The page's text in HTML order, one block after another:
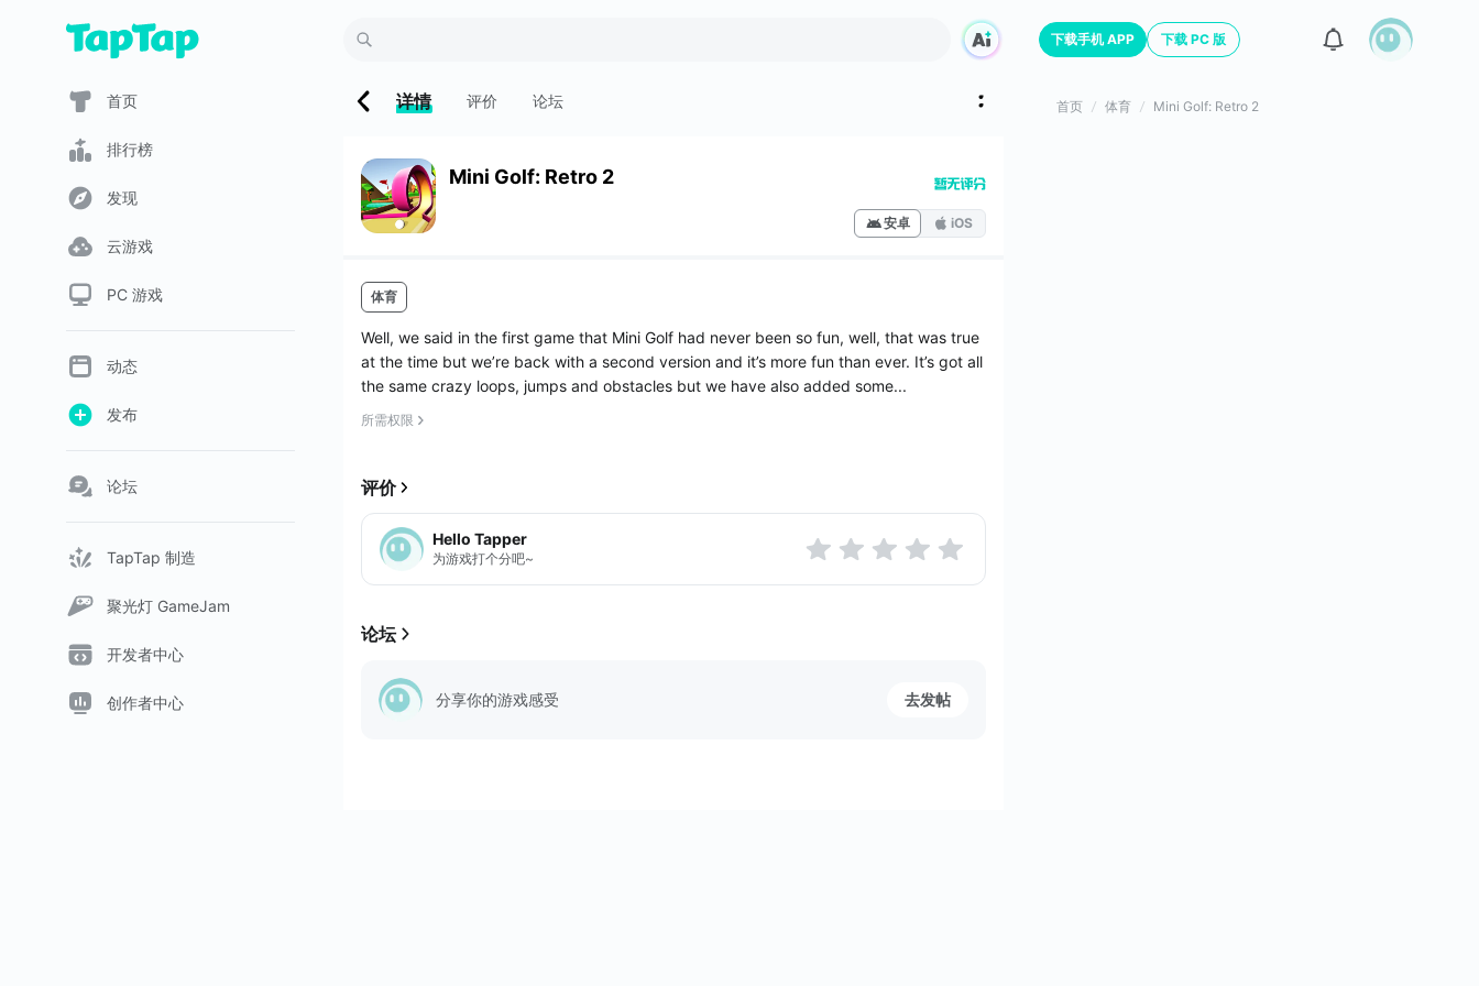
首页
排行榜
发现
云游戏
PC 游戏
动态
发布
论坛
TapTap 制造
聚光灯 GameJam
开发者中心
创作者中心
详情 评价 论坛
Mini Golf: Retro 2
安卓 iOS
体育
Well, we said in the first game that Mini Golf had never been so fun, well, that was true
at the time but we’re back with a second version and it’s more fun than ever. It’s got all
the same crazy loops, jumps and obstacles but we have also added some...
所需权限
评价
Hello Tapper
为游戏打个分吧~
论坛
分享你的游戏感受 去发帖
下载手机 APP 下载 PC 版
首页 体育 Mini Golf: Retro 2